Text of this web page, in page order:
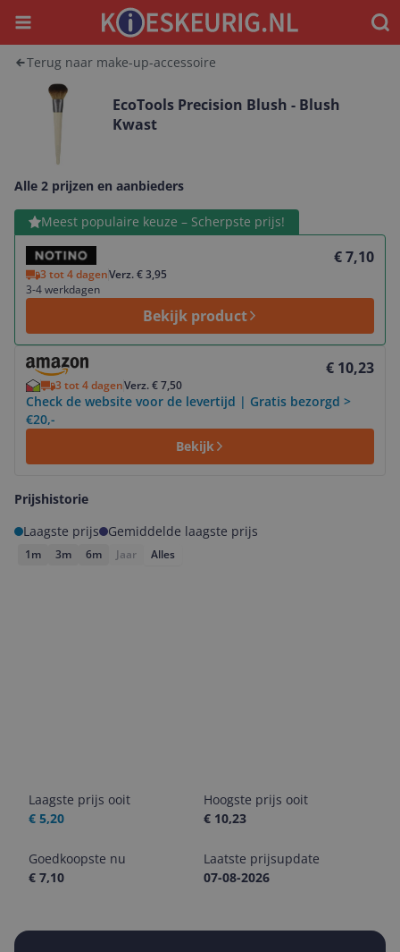
Menu
Terug naar make-up-accessoire
EcoTools Precision Blush - Blush
Kwast
Alle 2 prijzen en aanbieders
Meest populaire keuze – Scherpste prijs!
€ 7,10
3 tot 4 dagenVerz. € 3,95
3-4 werkdagen
Bekijk product
Bekijk product
€ 10,23
3 tot 4 dagenVerz. € 7,50
Check de website voor de levertijd | Gratis bezorgd >
€20,-
Bekijk
Bekijk product
Prijshistorie
Laagste prijs
Gemiddelde laagste prijs
1m 3m 6m Jaar Alles
Laagste prijs ooit
€ 5,20
Hoogste prijs ooit
€ 10,23
Goedkoopste nu
€ 7,10
Laatste prijsupdate
07-08-2026